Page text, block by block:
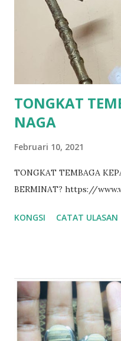
TONGKAT
NAGA
Februari 10, 2021
TONGKAT TEMBAGA
BERMINAT? https://
KONGSI CATAT ULASAN